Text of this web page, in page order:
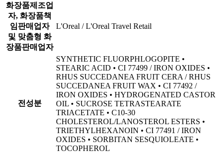
화장품제조업
자, 화장품책
임판매업자
및 맞춤형 화
장품판매업자
L'Oreal / L'Oreal Travel Retail
전성분
SYNTHETIC FLUORPHLOGOPITE •
STEARIC ACID • CI 77499 / IRON OXIDES •
RHUS SUCCEDANEA FRUIT CERA / RHUS
SUCCEDANEA FRUIT WAX • CI 77492 /
IRON OXIDES • HYDROGENATED CASTOR
OIL • SUCROSE TETRASTEARATE
TRIACETATE • C10-30
CHOLESTEROL/LANOSTEROL ESTERS •
TRIETHYLHEXANOIN • CI 77491 / IRON
OXIDES • SORBITAN SESQUIOLEATE •
TOCOPHEROL